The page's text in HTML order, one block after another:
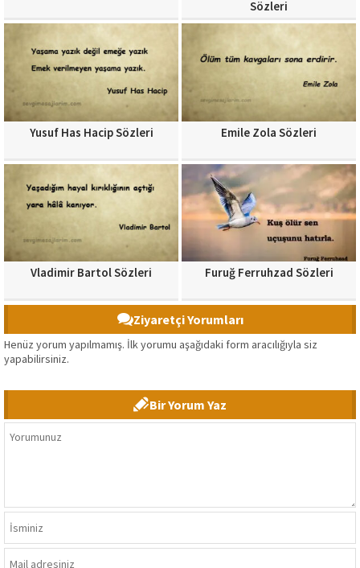
Sözleri
Yusuf Has Hacip Sözleri Emile Zola Sözleri
Vladimir Bartol Sözleri Furuğ Ferruhzad Sözleri
Ziyaretçi Yorumları
Henüz yorum yapılmamış. İlk yorumu aşağıdaki form aracılığıyla siz
yapabilirsiniz.
Bir Yorum Yaz